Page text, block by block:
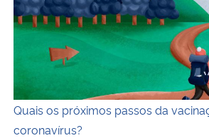
Quais os próximos passos da
coronavírus?